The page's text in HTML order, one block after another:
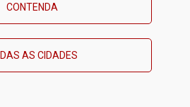
CONTENDA
AS CIDADES